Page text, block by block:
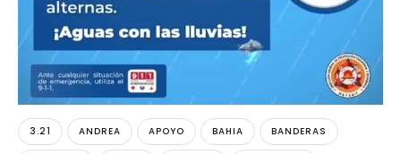
3.21 ANDREA APOYO BAHIA BANDERAS